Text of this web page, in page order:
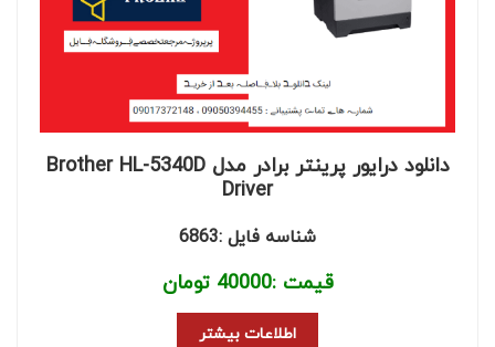
دانلود درایور پرینتر برادر مدل Brother HL-5340D
Driver
شناسه فایل :6863
قیمت :40000 تومان
اطلاعات بیشتر